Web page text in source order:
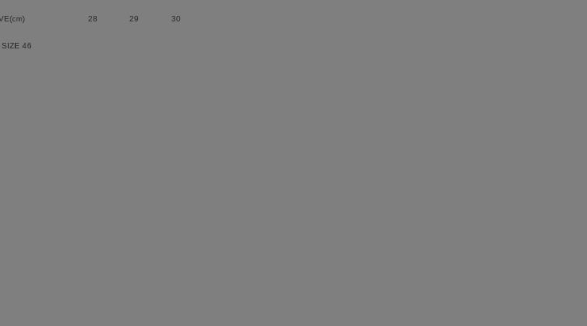
28 29 30
SIZE 46